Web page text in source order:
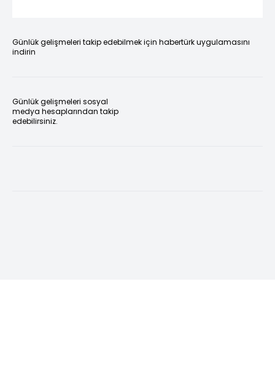
Günlük gelişmeleri takip edebilmek için habertürk uygulamasını
indirin
Günlük gelişmeleri sosyal
medya hesaplarından takip
edebilirsiniz.